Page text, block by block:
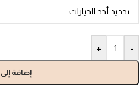
-
+
إضافة